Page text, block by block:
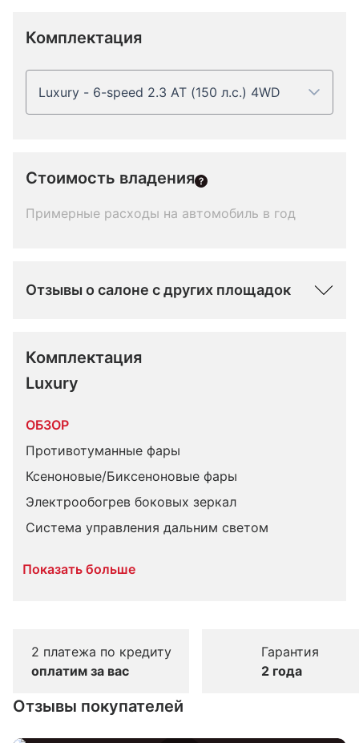
Комплектация
Luxury - 6-speed 2.3 AT (150 л.с.) 4WD
Стоимость владения
Примерные расходы на автомобиль в год
Отзывы о салоне с других площадок
Комплектация
Luxury
ОБЗОР
Противотуманные фары
Ксеноновые/Биксеноновые фары
Электрообогрев боковых зеркал
Система управления дальним светом
Показать больше
2 платежа по кредиту
оплатим за вас
Гарантия
2 года
Отзывы покупателей